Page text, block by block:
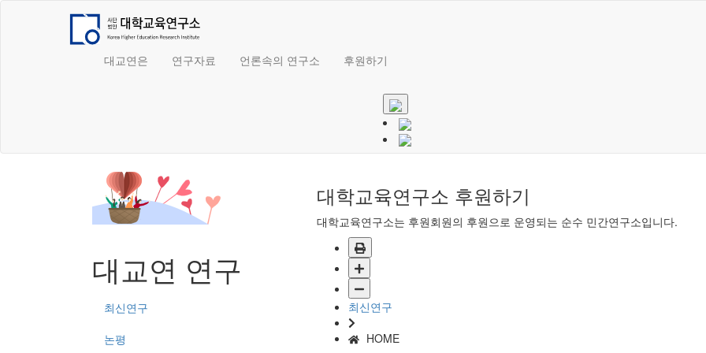
대교연은 연구자료 언론속의 연구소 후원하기
대학교육연구소 후원하기
대학교육연구소는 후원회원의 후원으로 운영되는 순수 민간연구소입니다.
대교연 연구
최신연구
논평
최신연구
HOME